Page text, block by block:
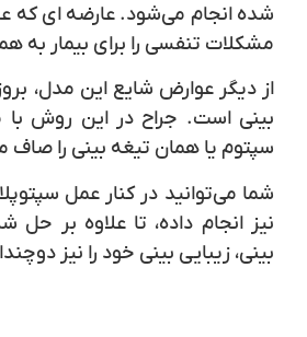
شده انجام می‌شود. عارضه ای که
مشکلات تنفسی را برای بیمار به
از دیگر عوارض شایع این مدل،
بینی است. جراح در این روش
سپتوم یا همان تیغه بینی را صاف
شما می‌توانید در کنار عمل
نیز انجام داده، تا علاوه بر
بینی، زیبایی بینی خود را نیز